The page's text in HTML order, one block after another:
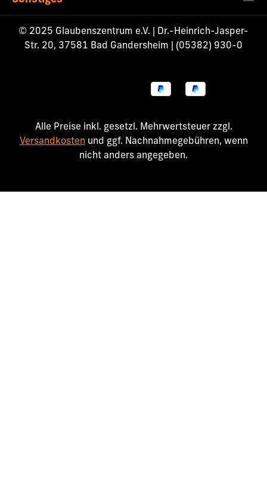
© 2025 Glaubenszentrum e.V. | Dr.-Heinrich-Jasper-
Str. 20, 37581 Bad Gandersheim | (05382) 930-0
Alle Preise inkl. gesetzl. Mehrwertsteuer zzgl.
Versandkosten und ggf. Nachnahmegebühren, wenn
nicht anders angegeben.